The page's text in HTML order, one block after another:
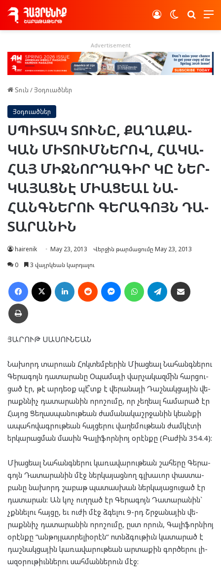
Switch skin
Log In
Advertisement
Տուն /Յօդուածներ
Յօդուածներ
ՍՊԻ­ՏԱԿ ՏՈՒ­ՆԸ, ՔԱ­ՂԱ­ՔԱ­
ԿԱՆ ՄԻ­ՏՈՒՄ­ՆԵ­ՐՈՎ, ՀԱ­ԿԱ­
ՀԱՅ ՄԻՋ­ՆՈՐ­ԴԱ­ԳԻՐ ԿԸ ՆԵՐ­
ԿԱ­ՅԱՑ­ՆԷ ՄԻ­ԱՑ­ԵԱԼ ՆԱ­
ՀԱՆԳ­ՆԵ­ՐՈՒ ԳԵ­ՐԱ­ԳՈՅՆ ԴԱ­
ՏԱ­ՐԱ­ՆԻՆ
hairenik May 23, 2013
Վերջին թարմացումը May 23, 2013
0
3 վայրկեան կարդալու
Facebook LinkedIn Reddit MessengerWhatsAppTelegram
Տպել
ՅԱ­ՐՈՒԹ ՍԱ­ՍՈՒՆ­ԵԱՆ
Նա­խորդ տար­ուան Հոկ­տեմ­բե­րին Մի­աց­եալ Նա­հանգ­նե­րու
Գե­րա­գոյն դա­տա­րա­նը Օպա­մա­յի վար­չա­կազ­մին հար­ցու­
ցած էր, թէ արդ­եօք պէ՞տք է վե­րա­նա­յի Դաշ­նակ­ցա­յին վե­
րաքն­նիչ դա­տա­րա­նին որո­շու­մը, որ չեղ­եալ հա­մա­րած էր
Հա­յոց Ցե­ղաս­պա­նու­թեան ժա­մա­նա­կաշր­ջա­նին կեան­քի
ապա­հո­վագ­րու­թեան հայ­ցե­րու վա­ղե­մու­թեան ժամ­կէ­տի
եր­կա­րաց­ման մա­սին Գա­լի­ֆորն­իոյ օրէն­քը (Բա­ժին 354.4):
Մի­աց­եալ Նա­հանգ­նե­րու կա­ռա­վա­րու­թեան շա­հե­րը Գե­րա­
գոյն Դա­տա­րա­նին մէջ ներ­կա­յաց­նող գլխա­ւոր փաս­տա­
բա­նը նա­խորդ շա­բաթ պա­տաս­խան ներ­կա­յա­ցու­ցած էր
դա­տա­րան: Ան կոչ ուղ­ղած էր Գե­րա­գոյն Դա­տա­րա­նին`
չքննե­լու հայ­ցը, եւ ու­ժի մէջ ձգե­լու 9-րդ Շրջա­նա­յին վե­
րաքն­նիչ դա­տա­րա­նին որո­շու­մը, ըստ որուն, Գա­լի­ֆորն­իոյ
օրէն­քը “ան­թոյ­լատ­րելի­օ­րէն“ ոտնձ­գու­թիւն կա­տա­րած է
դաշ­նակ­ցա­յին կա­ռա­վա­րու­թեան ար­տա­քին գոր­ծե­րու լի­
ա­զօ­րու­թիւն­նե­րու սահ­ման­նե­րուն մէջ: